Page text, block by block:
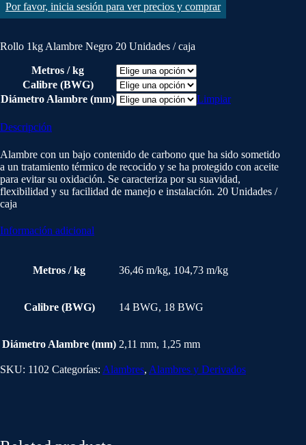
Por favor, inicia sesión para ver precios y comprar
Rollo 1kg Alambre Negro 20 Unidades / caja
Metros / kg
Calibre (BWG)
Diámetro Alambre (mm)
Limpiar
Descripción
Alambre con un bajo contenido de carbono que ha sido sometido
a un tratamiento térmico de recocido y se ha protegido con aceite
para evitar su oxidación. Se caracteriza por su suavidad,
flexibilidad y su facilidad de manejo e instalación. 20 Unidades /
caja
Información adicional
Metros / kg 36,46 m/kg, 104,73 m/kg
Calibre (BWG) 14 BWG, 18 BWG
Diámetro Alambre (mm) 2,11 mm, 1,25 mm
SKU: 1102 Categorías: Alambres, Alambres y Derivados